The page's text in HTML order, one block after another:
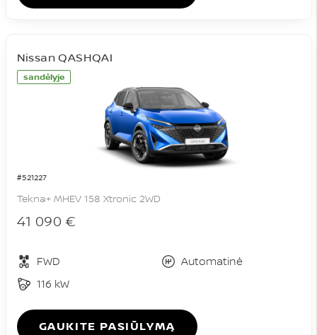
sandėlyje
#521227
Nissan QASHQAI
Tekna+ MHEV 158 Xtronic 2WD
41 090 €
FWD
Automatinė
116 kW
GAUKITE PASIŪLYMĄ